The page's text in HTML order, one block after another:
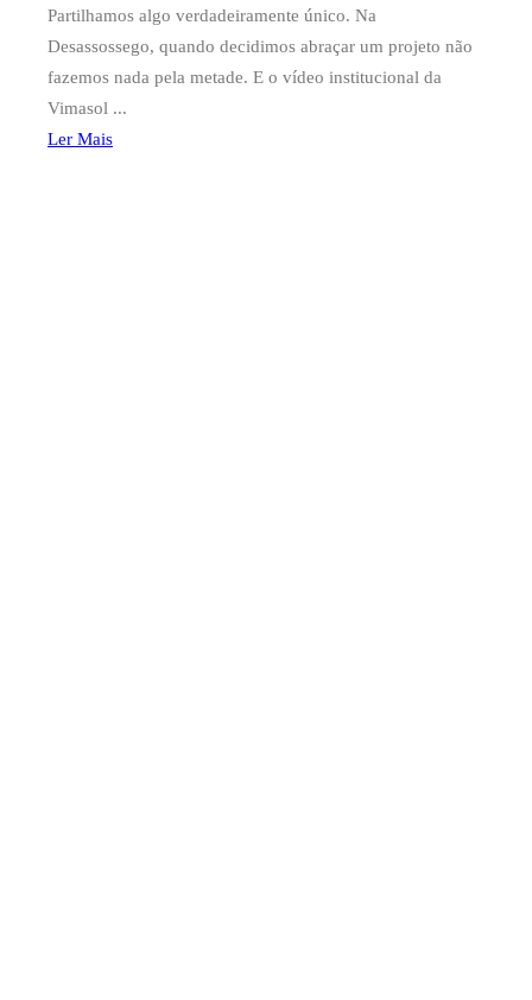
Partilhamos algo verdadeiramente único. Na
Desassossego, quando decidimos abraçar um projeto não
fazemos nada pela metade. E o vídeo institucional da
Vimasol ...
Ler Mais